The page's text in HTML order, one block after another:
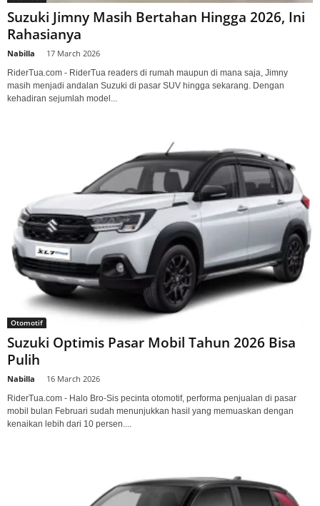
Suzuki Jimny Masih Bertahan Hingga 2026, Ini
Rahasianya
Nabilla 17 March 2026
RiderTua.com - RiderTua readers di rumah maupun di mana saja, Jimny
masih menjadi andalan Suzuki di pasar SUV hingga sekarang. Dengan
kehadiran sejumlah model...
Otomotif
Suzuki Optimis Pasar Mobil Tahun 2026 Bisa
Pulih
Nabilla 16 March 2026
RiderTua.com - Halo Bro-Sis pecinta otomotif, performa penjualan di pasar
mobil bulan Februari sudah menunjukkan hasil yang memuaskan dengan
kenaikan lebih dari 10 persen....